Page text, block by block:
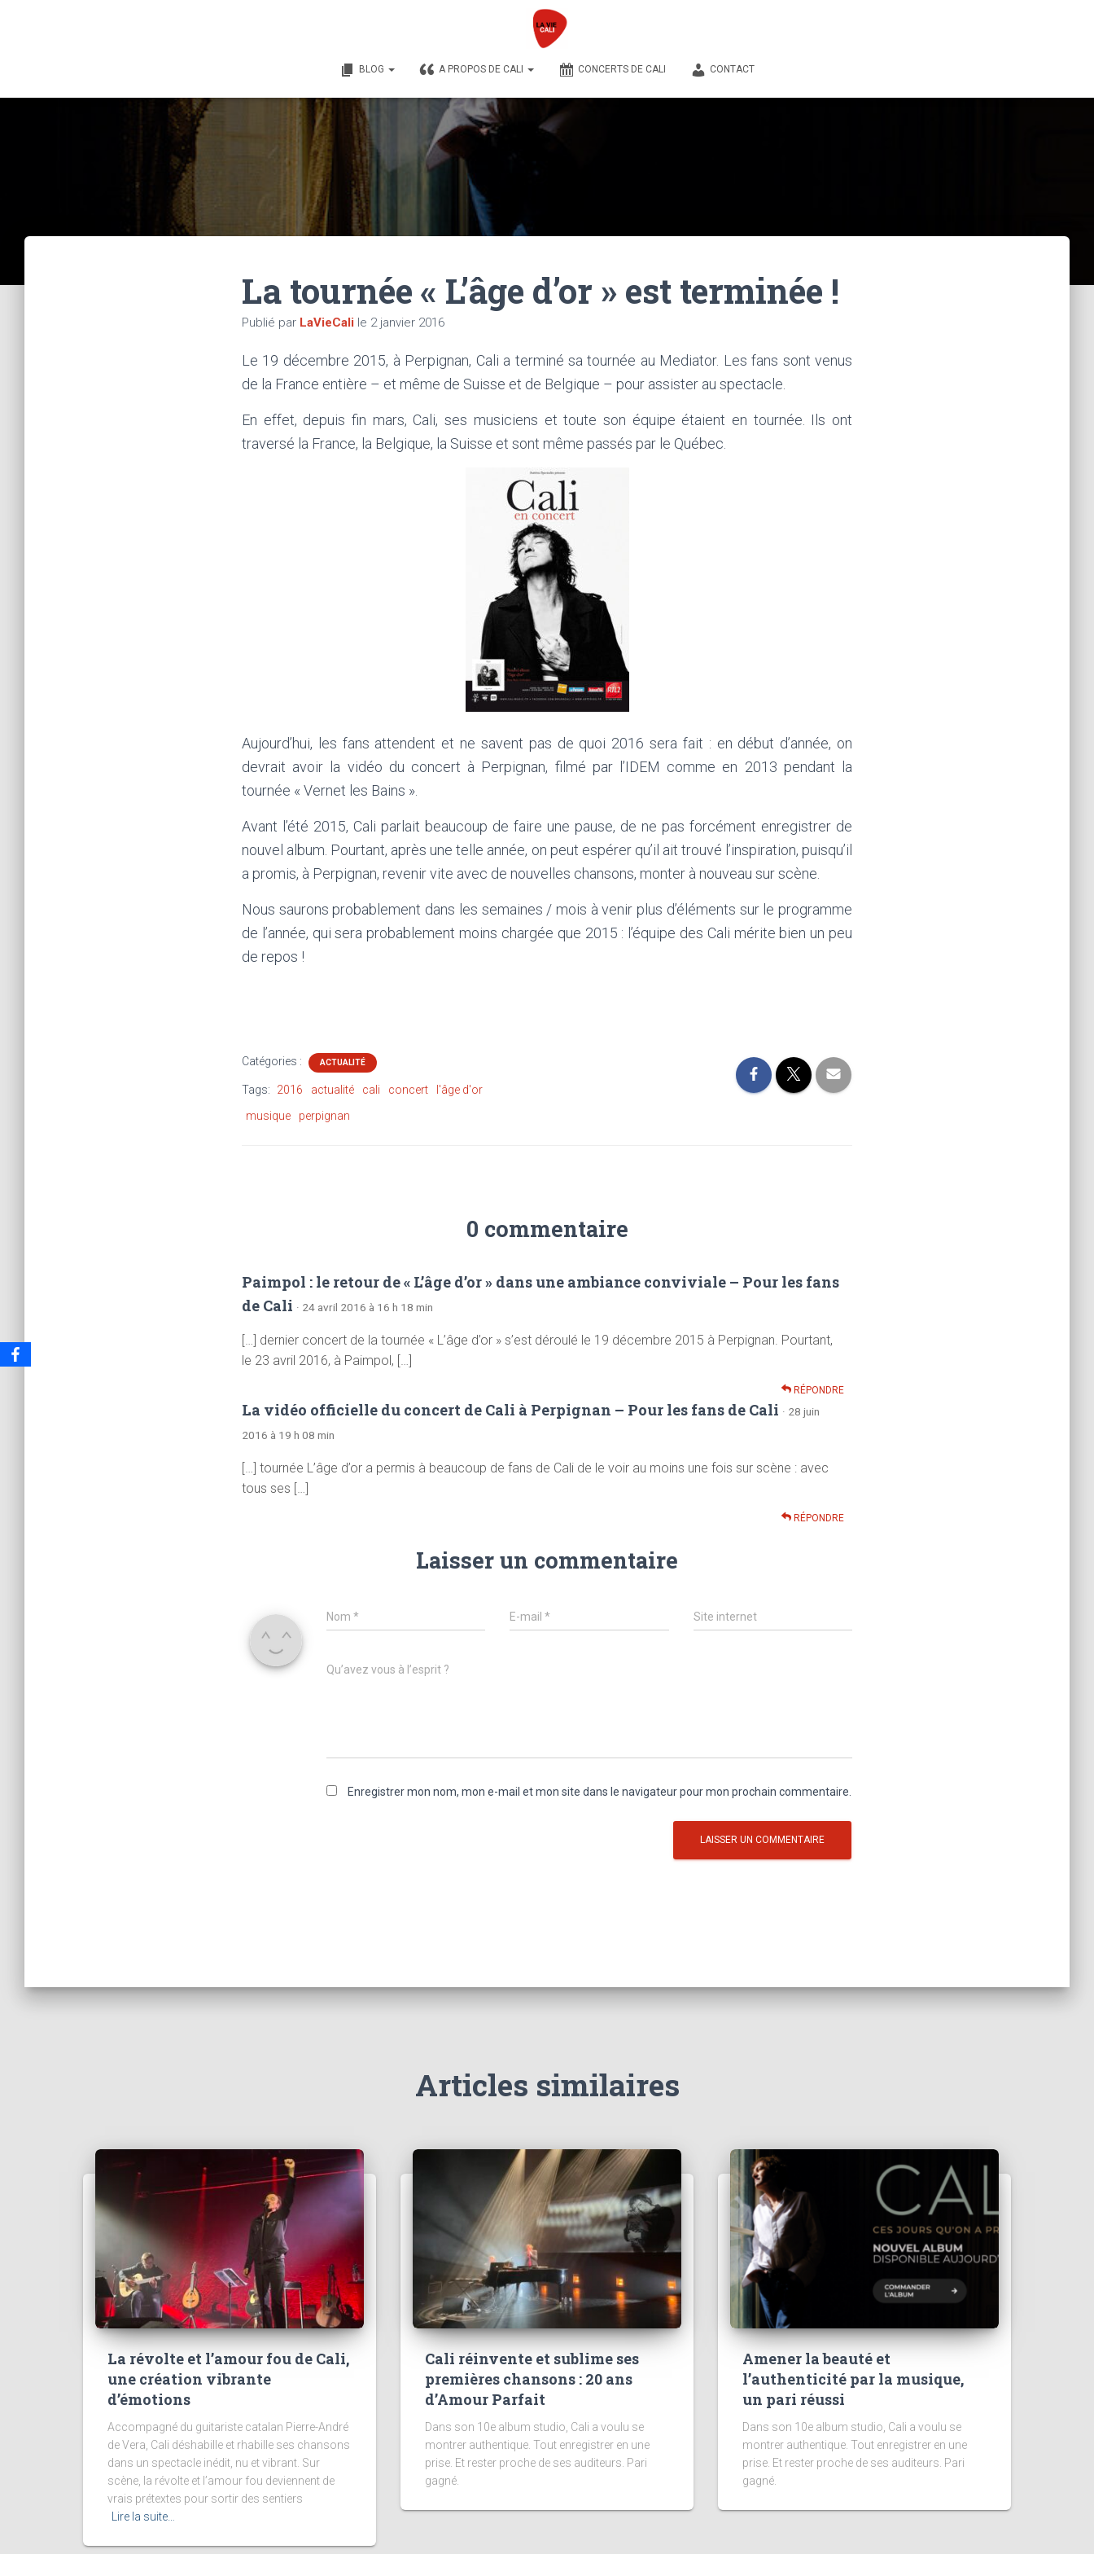
BLOG A PROPOS DE CALI CONCERTS DE CALI CONTACT
La tournée « L’âge d’or » est terminée !
Publié par LaVieCali le 2 janvier 2016
Le 19 décembre 2015, à Perpignan, Cali a terminé sa tournée au Mediator. Les fans sont venus
de la France entière – et même de Suisse et de Belgique – pour assister au spectacle.
En effet, depuis fin mars, Cali, ses musiciens et toute son équipe étaient en tournée. Ils ont
traversé la France, la Belgique, la Suisse et sont même passés par le Québec.
Aujourd’hui, les fans attendent et ne savent pas de quoi 2016 sera fait : en début d’année, on
devrait avoir la vidéo du concert à Perpignan, filmé par l’IDEM comme en 2013 pendant la
tournée « Vernet les Bains ».
Avant l’été 2015, Cali parlait beaucoup de faire une pause, de ne pas forcément enregistrer de
nouvel album. Pourtant, après une telle année, on peut espérer qu’il ait trouvé l’inspiration, puisqu’il
a promis, à Perpignan, revenir vite avec de nouvelles chansons, monter à nouveau sur scène.
Nous saurons probablement dans les semaines / mois à venir plus d’éléments sur le programme
de l’année, qui sera probablement moins chargée que 2015 : l’équipe des Cali mérite bien un peu
de repos !
Catégories : ACTUALITÉ
Tags: 2016 actualité cali concert
l'âge d'or
musique
perpignan
0 commentaire
Paimpol : le retour de « L’âge d’or » dans une ambiance conviviale – Pour les fans
de Cali · 24 avril 2016 à 16 h 18 min
[…] dernier concert de la tournée « L’âge d’or » s’est déroulé le 19 décembre 2015 à Perpignan. Pourtant,
le 23 avril 2016, à Paimpol, […]
RÉPONDRE
La vidéo officielle du concert de Cali à Perpignan – Pour les fans de Cali · 28 juin
2016 à 19 h 08 min
[…] tournée L’âge d’or a permis à beaucoup de fans de Cali de le voir au moins une fois sur scène : avec
tous ses […]
RÉPONDRE
Laisser un commentaire
Nom * E-mail* Site internet
Qu’avez vous à l’esprit ?
Enregistrer mon nom, mon e-mail et mon site dans le navigateur pour mon prochain commentaire.
Articles similaires
La révolte et l’amour fou de Cali,
une création vibrante
d’émotions
Accompagné du guitariste catalan Pierre-André
de Vera, Cali déshabille et rhabille ses chansons
dans un spectacle inédit, nu et vibrant. Sur
scène, la révolte et l’amour fou deviennent de
vrais prétextes pour sortir des sentiers
Lire la suite…
Cali réinvente et sublime ses
premières chansons : 20 ans
d’Amour Parfait
Dans son 10e album studio, Cali a voulu se
montrer authentique. Tout enregistrer en une
prise. Et rester proche de ses auditeurs. Pari
gagné.
Amener la beauté et
l’authenticité par la musique,
un pari réussi
Dans son 10e album studio, Cali a voulu se
montrer authentique. Tout enregistrer en une
prise. Et rester proche de ses auditeurs. Pari
gagné.